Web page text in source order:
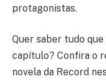
protagonistas.
Quer saber tudo
capítulo? Confira o
novela da Record